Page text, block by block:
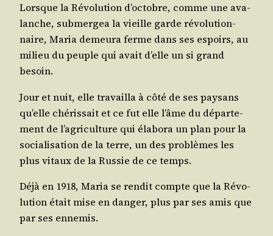
Lorsque la Révo­lu­tion d’octobre, comme une ava­
lanche, sub­mer­gea la vieille garde révo­lu­tion­
naire, Maria demeu­ra ferme dans ses espoirs, au
milieu du peuple qui avait d’elle un si grand
besoin.
Jour et nuit, elle tra­vailla à côté de ses pay­sans
qu’elle ché­ris­sait et ce fut elle l’âme du dépar­te­
ment de l’agriculture qui éla­bo­ra un plan pour la
socia­li­sa­tion de la terre, un des pro­blèmes les
plus vitaux de la Rus­sie de ce temps.
Déjà en 1918, Maria se ren­dit compte que la Révo­
lu­tion était mise en dan­ger, plus par ses amis que
par ses ennemis.